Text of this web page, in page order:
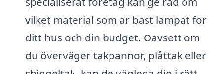
vilket material som är bäst lämpat för
ditt hus och din budget. Oavsett om
du överväger takpannor, plåttak eller